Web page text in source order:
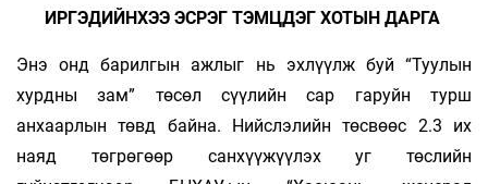
ИРГЭДИЙНХЭЭ ЭСРЭГ ТЭМЦДЭГ ХОТЫН ДАРГА
Энэ онд барилгын ажлыг нь эхлүүлж буй “Туулын
хурдны зам” төсөл сүүлийн сар гаруйн турш
анхаарлын төвд байна. Нийслэлийн төсвөөс 2.3 их
наяд төгрөгөөр санхүүжүүлэх уг төслийн